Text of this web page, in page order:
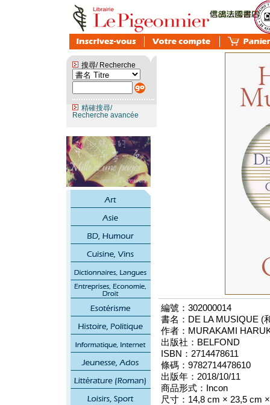
搜尋/ Recherche
精確搜尋/
Recherche avancée
編號：302000014
書名：DE LA MUSIQUE (
作者：MURAKAMI
出版社：BELFOND
ISBN：2714478611
條碼：9782714478610
出版年：2018/10/11
商品形式：Incon
尺寸：14,8 cm × 23,5 cm